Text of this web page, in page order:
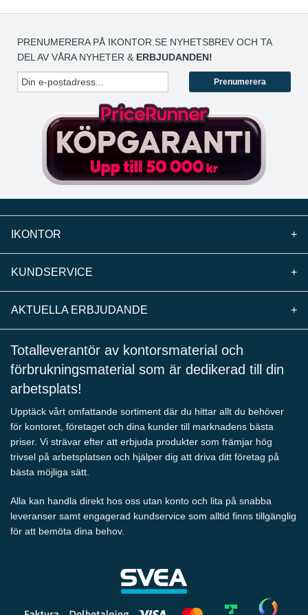
PRENUMERERA PÅ IKONTOR.SE NYHETSBREV OCH TA
DEL AV VÅRA NYHETER & ERBJUDANDEN!
Prenumerera
IKONTOR +
KUNDSERVICE +
AKTUELLA ERBJUDANDE +
Totalleverantör av kontorsmaterial och
förbrukningsmaterial som är dedikerad till din
arbetsplats!
Upptäck vårt omfattande sortiment där du hittar allt du behöver
för kontoret, företaget och dina kunder till marknadens bästa
priser. Vi strävar efter att erbjuda produkter som främjar hög
trivsel på arbetsplatsen och hjälper dig att driva ditt företag på
bästa möjliga sätt.
Alla kan handla direkt hos oss utan konto och lita på snabba
leveranser samt engagerad kundservice som alltid finns tillgänglig
för att bemöta dina behov.